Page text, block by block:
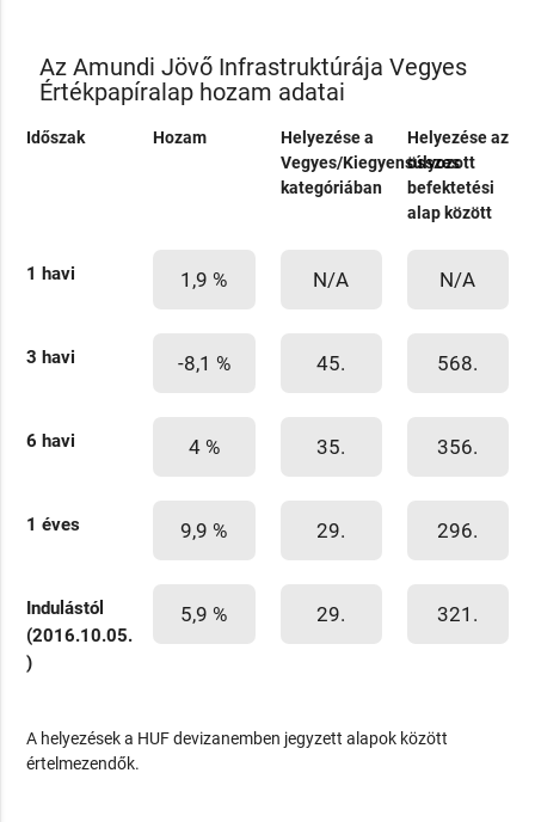
Az Amundi Jövő Infrastruktúrája Vegyes
Értékpapíralap hozam adatai
Időszak Hozam
Helyezése a
Vegyes/Kiegyensúlyozott
kategóriában
Helyezése az
összes
befektetési
alap között
1 havi 1,9 % N/A N/A
3 havi -8,1 % 45. 568.
6 havi 4 % 35. 356.
1 éves 9,9 % 29. 296.
Indulástól
(2016.10.05.
)
5,9 % 29. 321.
A helyezések a HUF devizanemben jegyzett alapok között
értelmezendők.